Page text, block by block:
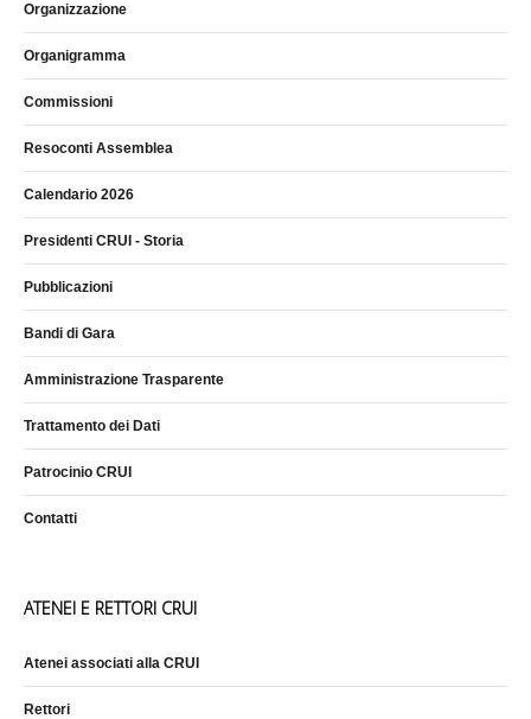
Organizzazione
Organigramma
Commissioni
Resoconti Assemblea
Calendario 2026
Presidenti CRUI - Storia
Pubblicazioni
Bandi di Gara
Amministrazione Trasparente
Trattamento dei Dati
Patrocinio CRUI
Contatti
ATENEI E RETTORI CRUI
Atenei associati alla CRUI
Rettori